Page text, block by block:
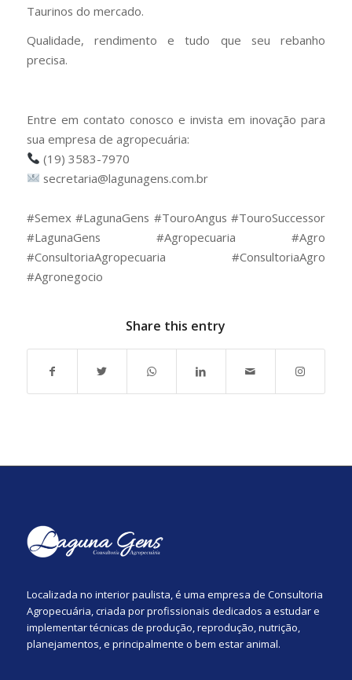
Taurinos do mercado.
Qualidade, rendimento e tudo que seu rebanho
precisa.
Entre em contato conosco e invista em inovação para
sua empresa de agropecuária:
(19) 3583-7970
secretaria@lagunagens.com.br
#Semex #LagunaGens #TouroAngus #TouroSuccessor
#LagunaGens #Agropecuaria #Agro
#ConsultoriaAgropecuaria #ConsultoriaAgro
#Agronegocio
Share this entry
Localizada no interior paulista, é uma empresa de Consultoria
Agropecuária, criada por profissionais dedicados a estudar e
implementar técnicas de produção, reprodução, nutrição,
planejamentos, e principalmente o bem estar animal.